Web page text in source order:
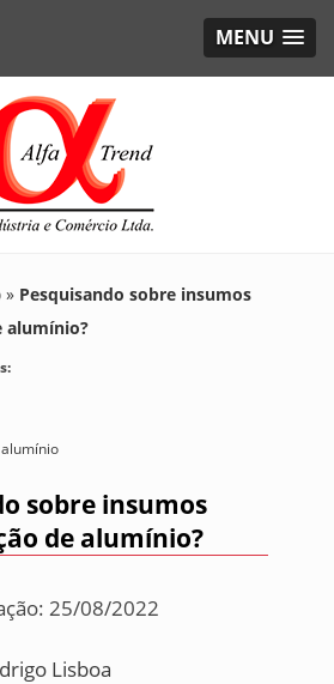
MENU
» Pesquisando sobre insumos
alumínio?
sobre insumos
de alumínio?
25/08/2022
Lisboa